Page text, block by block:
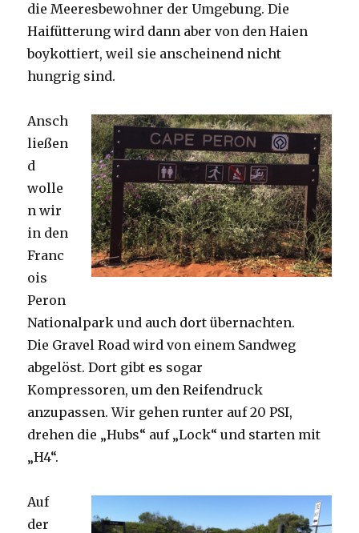
die Meeresbewohner der Umgebung. Die
Haifütterung wird dann aber von den Haien
boykottiert, weil sie anscheinend nicht
hungrig sind.
Ansch
ließen
d
wolle
n wir
in den
Franc
ois
Peron
Nationalpark und auch dort übernachten.
Die Gravel Road wird von einem Sandweg
abgelöst. Dort gibt es sogar
Kompressoren, um den Reifendruck
anzupassen. Wir gehen runter auf 20 PSI,
drehen die „Hubs“ auf „Lock“ und starten mit
„H4“.
Auf
der